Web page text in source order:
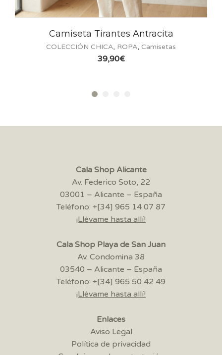
Antracita
Camisetas
Camiseta
COLECCIÓN CHICA
Cala Shop Alicante
Av. Federico Soto, 22
03001 – Alicante – España
Teléfono: +[34] 965 14 07 87
¡Llévame hasta allí!
Cala Shop Playa de San Juan
Av. Condomina 38
03540 – Alicante – España
Teléfono: +[34] 965 50 42 49
¡Llévame hasta allí!
Enlaces
Aviso Legal
Política de privacidad